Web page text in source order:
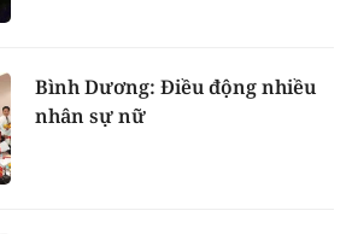
Bình Dương: Điều động nhiều
nhân sự nữ